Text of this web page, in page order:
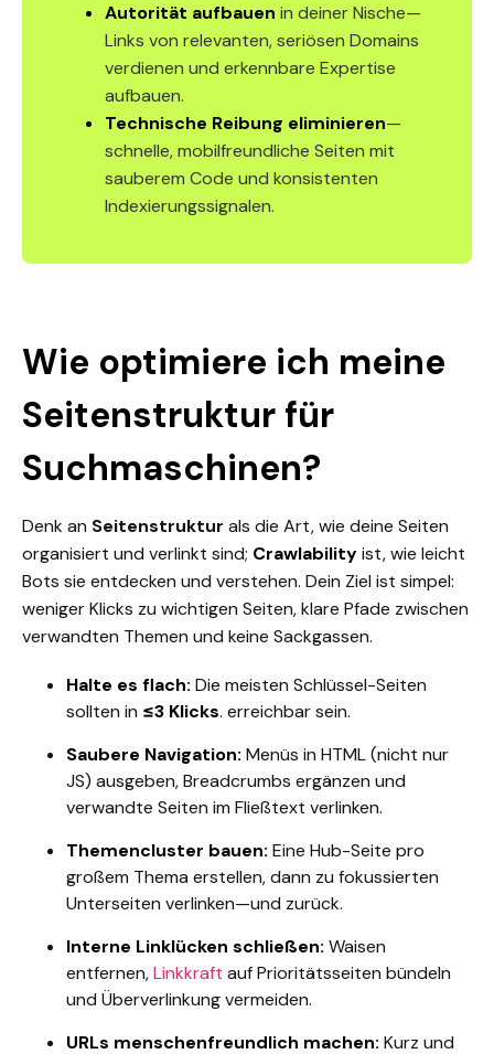
Autorität aufbauen in deiner Nische—
Links von relevanten, seriösen Domains
verdienen und erkennbare Expertise
aufbauen.
Technische Reibung eliminieren—
schnelle, mobilfreundliche Seiten mit
sauberem Code und konsistenten
Indexierungssignalen.
Wie optimiere ich meine
Seitenstruktur für
Suchmaschinen?
Denk an Seitenstruktur als die Art, wie deine Seiten
organisiert und verlinkt sind; Crawlabilityist, wie leicht
Bots sie entdecken und verstehen. Dein Ziel ist simpel:
weniger Klicks zu wichtigen Seiten, klare Pfade zwischen
verwandten Themen und keine Sackgassen.
Halte es flach: Die meisten Schlüssel-Seiten
sollten in ≤3 Klicks. erreichbar sein.
Saubere Navigation: Menüs in HTML (nicht nur
JS) ausgeben, Breadcrumbs ergänzen und
verwandte Seiten im Fließtext verlinken.
Themencluster bauen: Eine Hub-Seite pro
großem Thema erstellen, dann zu fokussierten
Unterseiten verlinken—und zurück.
Interne Linklücken schließen: Waisen
entfernen,Linkkraft auf Prioritätsseiten bündeln
und Überverlinkung vermeiden.
URLs menschenfreundlich machen: Kurz und